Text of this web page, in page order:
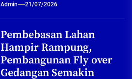
Admin 21/07/2026
Pembebasan Lahan
Hampir Rampung,
Pembangunan Fly over
Gedangan Semakin